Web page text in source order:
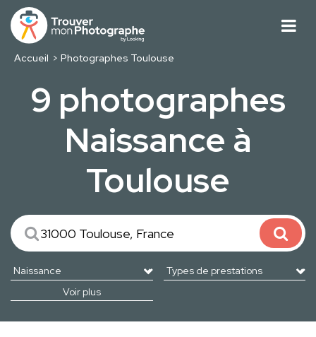
Accueil Photographes Toulouse
9 photographes
Naissance à
Toulouse
Voir plus